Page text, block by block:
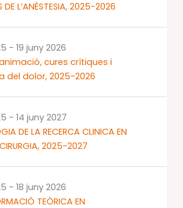
DE L’ANÈSTESIA, 2025-2026
cures crítiques i
del dolor, 2025-2026
- 19 juny 2026
DE LA RECERCA CLINICA EN
2025-2027
- 14 juny 2027
TEÒRICA EN
- 18 juny 2026